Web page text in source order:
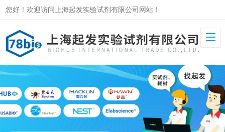
您好！欢迎访问上海起发实验试剂有限公司网站！